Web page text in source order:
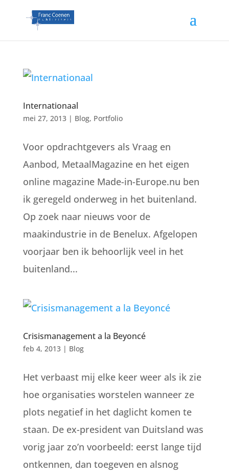
Internationaal
mei 27, 2013| Blog, Portfolio
Voor opdrachtgevers als Vraag en
Aanbod, MetaalMagazine en het eigen
online magazine Made-in-Europe.nu ben
ik geregeld onderweg in het buitenland.
Op zoek naar nieuws voor de
maakindustrie in de Benelux. Afgelopen
voorjaar ben ik behoorlijk veel in het
buitenland...
Crisismanagement a la Beyoncé
feb 4, 2013| Blog
Het verbaast mij elke keer weer als ik zie
hoe organisaties worstelen wanneer ze
plots negatief in het daglicht komen te
staan. De ex-president van Duitsland was
vorig jaar zo’n voorbeeld: eerst lange tijd
ontkennen, dan toegeven en alsnog